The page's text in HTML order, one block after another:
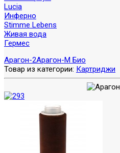
Lucia
Инферно
Stimme Lebens
Живая вода
Гермес
Арагон-2Арагон-М Био
Товар из категории: Картриджи